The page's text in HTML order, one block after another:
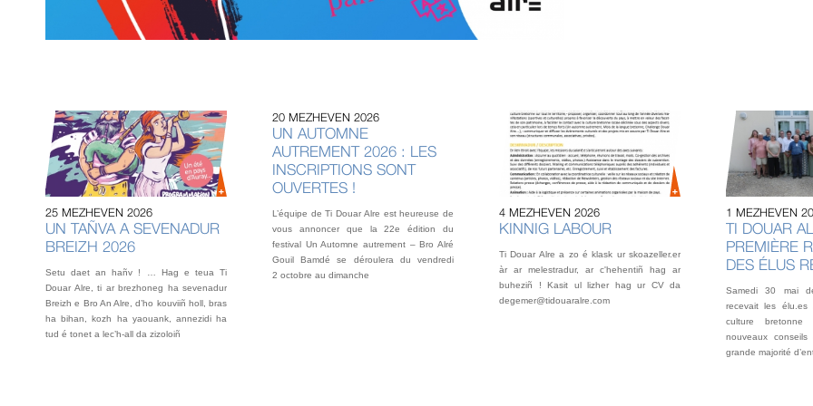
25 MEZHEVEN 2026
UN TAÑVA A SEVENADUR
BREIZH 2026
Setu daet an hañv ! … Hag e teua Ti
Douar Alre, ti ar brezhoneg ha sevenadur
Breizh e Bro An Alre, d’ho kouviiñ holl, bras
ha bihan, kozh ha yaouank, annezidi ha
tud é tonet a lec’h-all da zizoloiñ
20 MEZHEVEN 2026
UN AUTOMNE
AUTREMENT 2026 : LES
INSCRIPTIONS SONT
OUVERTES !
L’équipe de Ti Douar Alre est heureuse de
vous annoncer que la 22e édition du
festival Un Automne autrement – Bro Alré
Gouil Bamdé se déroulera du vendredi
2 octobre au dimanche
4 MEZHEVEN 2026
KINNIG LABOUR
Ti Douar Alre a zo é klask ur skoazeller.er
àr ar melestradur, ar c'hehentiñ hag ar
buheziñ ! Kasit ul lizher hag ur CV da
degemer@tidouaralre.com
1 MEZHEVEN
TI DOUAR
PREMIÈRE
DES ÉLUS
Samedi 30 mai
recevait les élu.es
culture
nouveaux
grande majorité